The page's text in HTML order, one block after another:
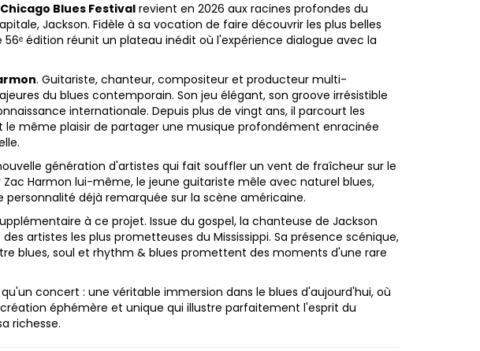
Chicago Blues Festival revient en 2026 aux racines profondes du
Jackson. Fidèle à sa vocation de faire découvrir les plus belles
édition réunit un plateau inédit où l'expérience dialogue avec la
. Guitariste, chanteur, compositeur et producteur multi-
du blues contemporain. Son jeu élégant, son groove irrésistible
internationale. Depuis plus de vingt ans, il parcourt les
même plaisir de partager une musique profondément enracinée
génération d'artistes qui fait souffler un vent de fraîcheur sur le
Harmon lui-même, le jeune guitariste mêle avec naturel blues,
déjà remarquée sur la scène américaine.
à ce projet. Issue du gospel, la chanteuse de Jackson
artistes les plus prometteuses du Mississippi. Sa présence scénique,
blues, soul et rhythm & blues promettent des moments d'une rare
concert : une véritable immersion dans le blues d'aujourd'hui, où
éphémère et unique qui illustre parfaitement l'esprit du
richesse.